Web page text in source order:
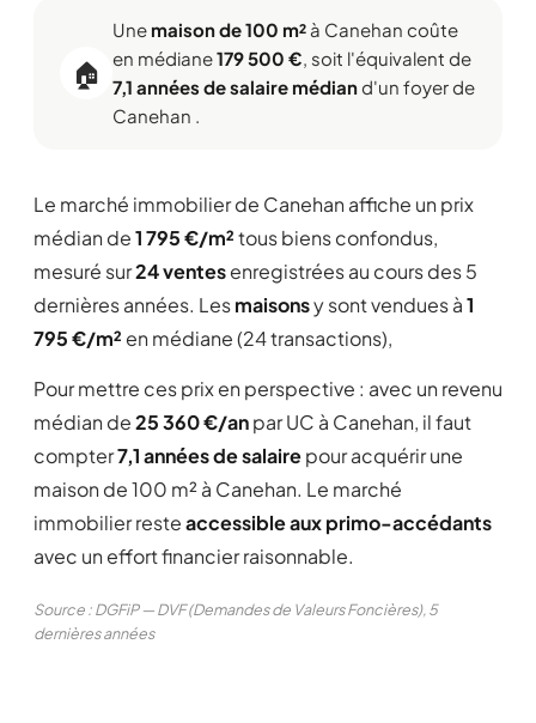
🏠
Une maison de 100 m² à Canehan coûte
en médiane179 500 €, soit l'équivalent de
7,1 années de salaire médiand'un foyer de
Canehan .
Le marché immobilier de Canehan affiche un prix
médian de1 795 €/m²tous biens confondus,
mesuré sur24 ventesenregistrées au cours des 5
dernières années. Lesmaisonsy sont vendues à1
795 €/m² en médiane (24 transactions),
Pour mettre ces prix en perspective : avec un revenu
médian de25 360 €/anpar UC à Canehan, il faut
compter7,1 années de salairepour acquérir une
maison de 100 m² à Canehan. Le marché
immobilier resteaccessible aux primo-accédants
avec un effort financier raisonnable.
Source : DGFiP — DVF (Demandes de Valeurs Foncières), 5
dernières années